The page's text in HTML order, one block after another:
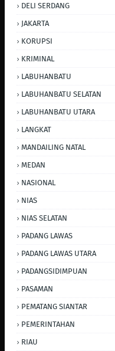
DELI SERDANG
JAKARTA
KORUPSI
KRIMINAL
LABUHANBATU
LABUHANBATU SELATAN
LABUHANBATU UTARA
LANGKAT
MANDAILING NATAL
MEDAN
NASIONAL
NIAS
NIAS SELATAN
PADANG LAWAS
PADANG LAWAS UTARA
PADANGSIDIMPUAN
PASAMAN
PEMATANG SIANTAR
PEMERINTAHAN
RIAU